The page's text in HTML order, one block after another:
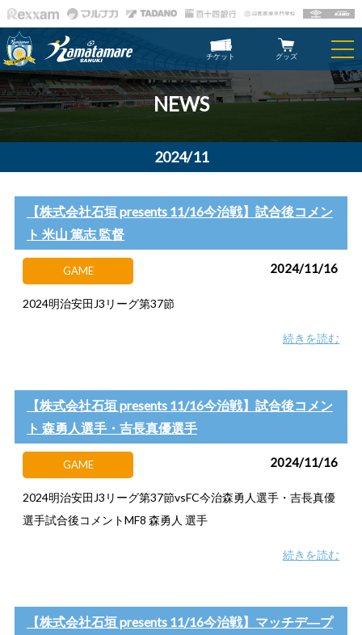
チケット グッズ
NEWS
2024/11
【株式会社石垣 presents 11/16今治戦】試合後コメン
ト 米山 篤志 監督
GAME 2024/11/16
2024明治安田J3リーグ第37節
続きを読む
【株式会社石垣 presents 11/16今治戦】試合後コメン
ト 森勇人選手・吉長真優選手
GAME 2024/11/16
2024明治安田J3リーグ第37節vsFC今治森勇人選手・吉長真優
選手試合後コメントMF8 森勇人 選手
続きを読む
【株式会社石垣 presents 11/16今治戦】マッチデ―プ